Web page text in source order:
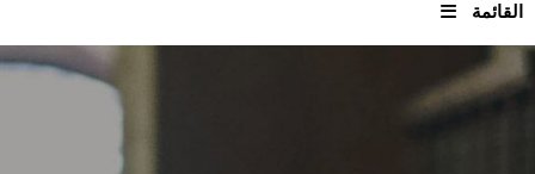
القائمة
الرئيسيـة